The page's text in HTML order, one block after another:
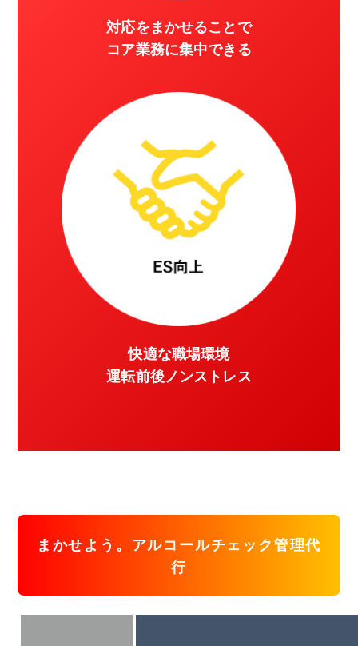
対応をまかせることで
コア業務に集中できる
快適な職場環境
運転前後ノンストレス
まかせよう。アルコールチェック管理代
行